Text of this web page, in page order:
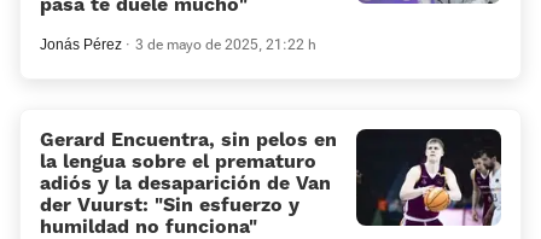
Jonás Pérez 3 de mayo de 2025, 21:22 h
Gerard Encuentra, sin pelos en
la lengua sobre el prematuro
adiós y la desaparición de Van
der Vuurst: “Sin esfuerzo y
humildad no funciona”